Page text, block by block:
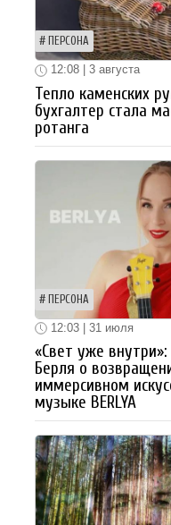
ПЕРСОНА
12:08 | 3 августа
Тепло каменских
бухгалтер стала
ротанга
ПЕРСОНА
12:03 | 31 июля
«Свет уже внутри»:
Берля о
иммерсивном
музыке BERLYA